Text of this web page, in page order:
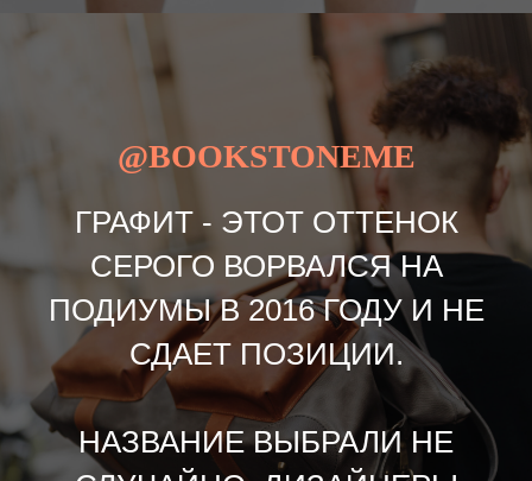
@BOOKSTONEME
ГРАФИТ - ЭТОТ ОТТЕНОК
СЕРОГО ВОРВАЛСЯ НА
ПОДИУМЫ В 2016 ГОДУ И НЕ
СДАЕТ ПОЗИЦИИ.
НАЗВАНИЕ ВЫБРАЛИ НЕ